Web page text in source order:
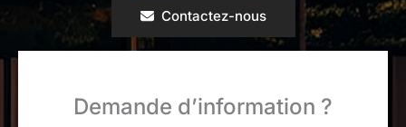
Contactez-nous
Demande d’information ?